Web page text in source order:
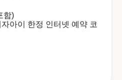
함)
아이 한정 인터넷 예약 코